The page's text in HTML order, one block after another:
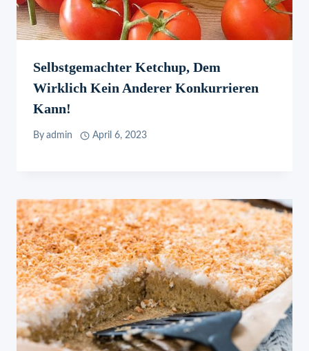
Selbstgemachter Ketchup, Dem
Wirklich Kein Anderer Konkurrieren
Kann!
By admin April 6, 2023